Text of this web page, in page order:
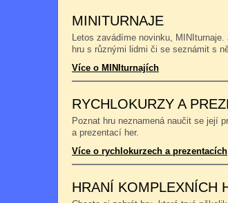
MINITURNAJE
Letos zavádíme novinku,
hru s různými lidmi či se seznámit s
Více o MINIturnajích
RYCHLOKURZY A
Poznat hru neznamená naučit se její
a prezentací her.
Více o rychlokurzech a prezentacích
HRANÍ KOMPLEXNÍCH